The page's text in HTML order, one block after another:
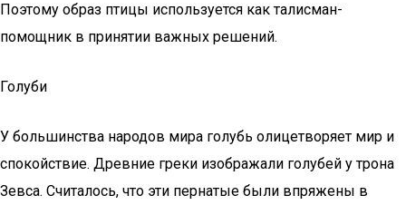
Поэтому образ птицы используется как талисман-
помощник в принятии важных решений.
Голуби
У большинства народов мира голубь олицетворяет мир и
спокойствие. Древние греки изображали голубей у трона
Зевса. Считалось, что эти пернатые были впряжены в